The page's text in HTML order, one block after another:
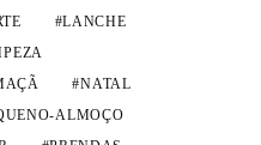
LANCHE
NATAL
ALMOÇO